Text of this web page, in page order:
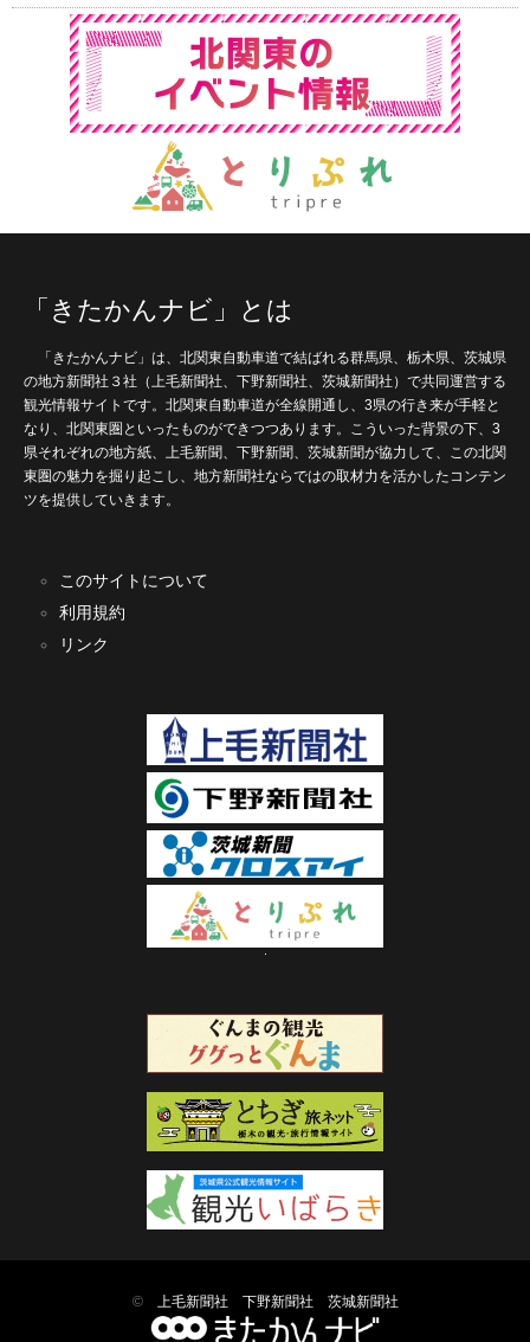
「きたかんナビ」とは
「きたかんナビ」は、北関東自動車道で結ばれる群馬県、栃木県、茨城県
の地方新聞社３社（上毛新聞社、下野新聞社、茨城新聞社）で共同運営する
観光情報サイトです。北関東自動車道が全線開通し、3県の行き来が手軽と
なり、北関東圏といったものができつつあります。こういった背景の下、3
県それぞれの地方紙、上毛新聞、下野新聞、茨城新聞が協力して、この北関
東圏の魅力を掘り起こし、地方新聞社ならではの取材力を活かしたコンテン
ツを提供していきます。
このサイトについて
利用規約
リンク
© 上毛新聞社 下野新聞社 茨城新聞社